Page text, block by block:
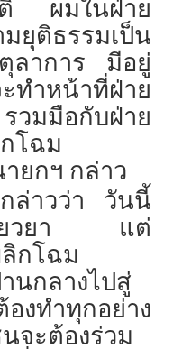
ผมในฝ่าย
มยุติธรรมเป็น
ตุลาการ มีอยู่
ทำหน้าที่ฝ่าย
มมือกับฝ่าย
โฉม
ยกฯ กล่าว
ล่าวว่า วันนี้
ยียวยา แต่
กโฉม
นกลางไปสู่
ทำทุกอย่าง
จะต้องร่วม